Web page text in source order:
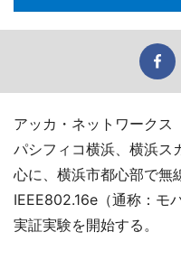
アッカ・ネットワークス
パシフィコ横浜、横浜ス
心に、横浜市都心部で無
IEEE802.16e（通称：モ
実証実験を開始する。